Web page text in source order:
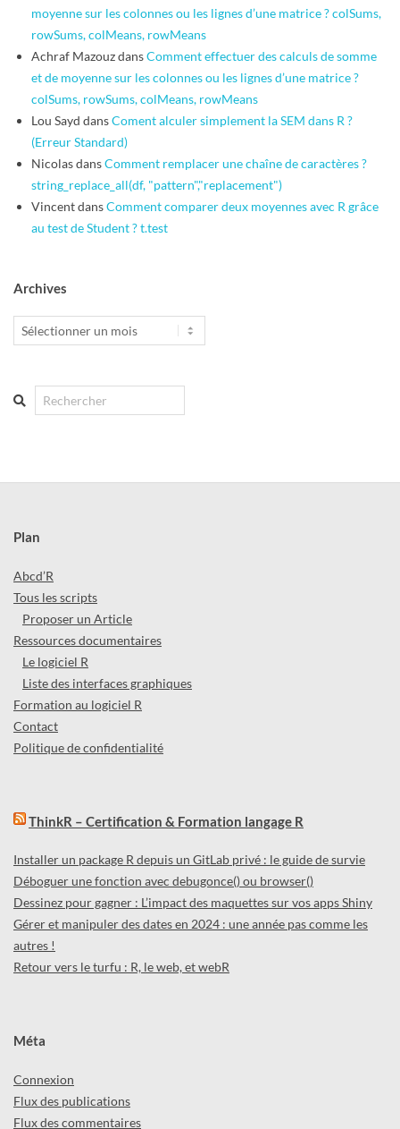
moyenne sur les colonnes ou les lignes d’une matrice ? colSums,
rowSums, colMeans, rowMeans
Achraf MazouzdansComment effectuer des calculs de somme
et de moyenne sur les colonnes ou les lignes d’une matrice ?
colSums, rowSums, colMeans, rowMeans
Lou Sayd dansComent alculer simplement la SEM dans R ?
(Erreur Standard)
NicolasdansComment remplacer une chaîne de caractères ?
string_replace_all(df, "pattern","replacement")
VincentdansComment comparer deux moyennes avec R grâce
au test de Student ? t.test
Archives
Archives
Search
Plan
Abcd’R
Tous les scripts
Proposer un Article
Ressources documentaires
Le logiciel R
Liste des interfaces graphiques
Formation au logiciel R
Contact
Politique de confidentialité
ThinkR – Certification & Formation langage R
Installer un package R depuis un GitLab privé : le guide de survie
Déboguer une fonction avec debugonce() ou browser()
Dessinez pour gagner : L’impact des maquettes sur vos apps Shiny
Gérer et manipuler des dates en 2024 : une année pas comme les
autres !
Retour vers le turfu : R, le web, et webR
Méta
Connexion
Flux des publications
Flux des commentaires